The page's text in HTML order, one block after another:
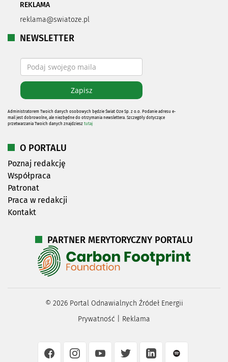
REKLAMA
reklama@swiatoze.pl
NEWSLETTER
Administratorem Twoich danych osobowych będzie Świat Oze Sp. z o.o. Podanie adresu e-
mail jest dobrowolne, ale niezbędne do otrzymania newslettera. Szczegóły dotyczące
przetwarzania Twoich danych znajdziesz tutaj
O PORTALU
Poznaj redakcję
Współpraca
Patronat
Praca w redakcji
Kontakt
PARTNER MERYTORYCZNY PORTALU
© 2026Portal Odnawialnych Źródeł Energii
Prywatność
Reklama